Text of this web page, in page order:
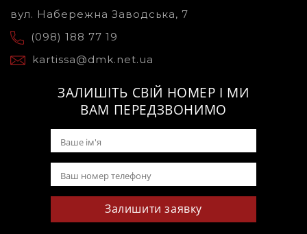
вул. Набережна Заводська, 7
(098) 188 77 19
kartissa@dmk.net.ua
ЗАЛИШІТЬ СВІЙ НОМЕР І МИ
ВАМ ПЕРЕДЗВОНИМО
Залишити заявку